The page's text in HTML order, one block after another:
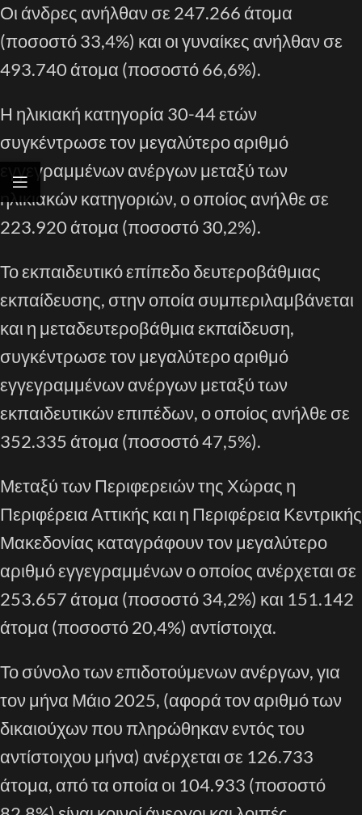
Οι άνδρες ανήλθαν σε 247.266 άτομα
(ποσοστό 33,4%) και οι γυναίκες ανήλθαν σε
493.740 άτομα (ποσοστό 66,6%).
Η ηλικιακή κατηγορία 30-44 ετών
συγκέντρωσε τον μεγαλύτερο αριθμό
εγγεγραμμένων ανέργων μεταξύ των
ηλικιακών κατηγοριών, ο οποίος ανήλθε σε
223.920 άτομα (ποσοστό 30,2%).
Το εκπαιδευτικό επίπεδο δευτεροβάθμιας
εκπαίδευσης, στην οποία συμπεριλαμβάνεται
και η μεταδευτεροβάθμια εκπαίδευση,
συγκέντρωσε τον μεγαλύτερο αριθμό
εγγεγραμμένων ανέργων μεταξύ των
εκπαιδευτικών επιπέδων, ο οποίος ανήλθε σε
352.335 άτομα (ποσοστό 47,5%).
Μεταξύ των Περιφερειών της Χώρας η
Περιφέρεια Αττικής και η Περιφέρεια Κεντρικής
Μακεδονίας καταγράφουν τον μεγαλύτερο
αριθμό εγγεγραμμένων ο οποίος ανέρχεται σε
253.657 άτομα (ποσοστό 34,2%) και 151.142
άτομα (ποσοστό 20,4%) αντίστοιχα.
Το σύνολο των επιδοτούμενων ανέργων, για
τον μήνα Μάιο 2025, (αφορά τον αριθμό των
δικαιούχων που πληρώθηκαν εντός του
αντίστοιχου μήνα) ανέρχεται σε 126.733
άτομα, από τα οποία οι 104.933 (ποσοστό